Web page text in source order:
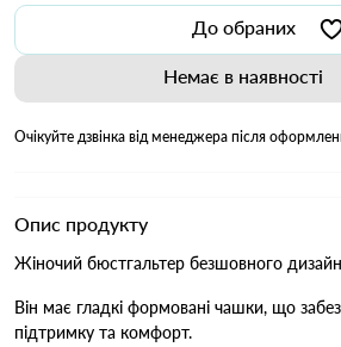
До обраних
Немає в наявності
Очікуйте дзвінка від менеджера після
Опис продукту
Жіночий бюстгальтер безшовного
Він має гладкі формовані чашки, що
підтримку та комфорт.